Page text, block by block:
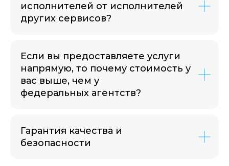
исполнителей от исполнителей
других сервисов?
Если вы предоставляете услуги
напрямую, то почему стоимость у
вас выше, чем у
федеральных агентств?
Гарантия качества и
безопасности